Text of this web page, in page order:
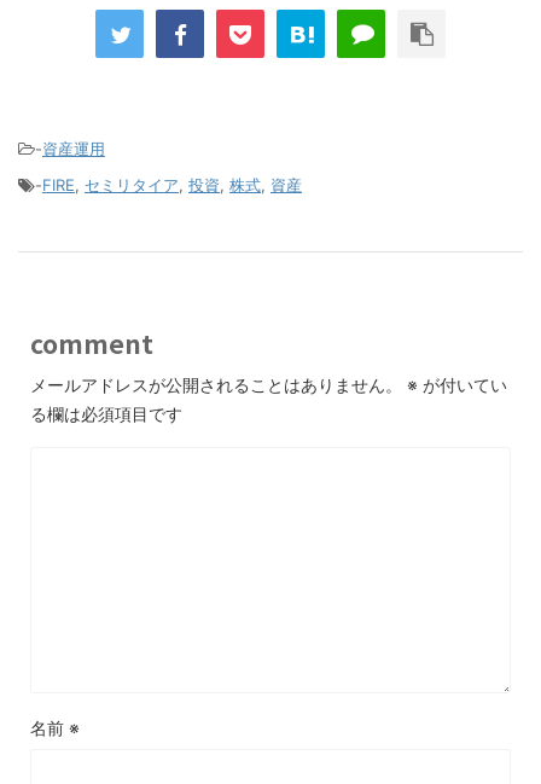
-資産運用
-FIRE, セミリタイア, 投資, 株式, 資産
comment
メールアドレスが公開されることはありません。 ※ が付いてい
る欄は必須項目です
名前 ※